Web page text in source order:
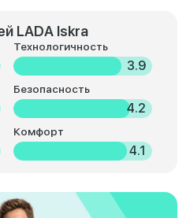
LADA Iskra
Технологичность
3.9
Безопасность
4.2
Комфорт
4.1